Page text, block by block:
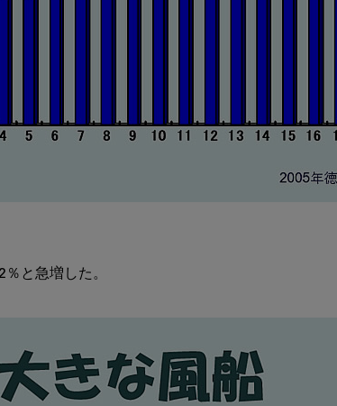
と急増した。